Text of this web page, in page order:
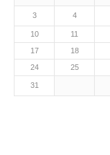
3 4
10 11
17
18
24
25
31